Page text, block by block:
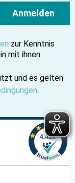
Anmelden
zur Kenntnis
mit ihnen
und es gelten
.